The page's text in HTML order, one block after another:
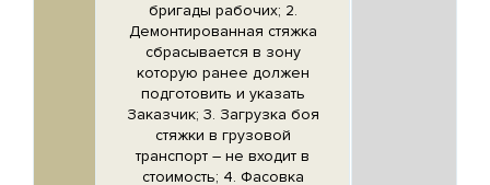
бригады рабочих; 2.
Демонтированная стяжка
сбрасывается в зону
которую ранее должен
подготовить и указать
Заказчик; 3. Загрузка боя
стяжки в грузовой
транспорт – не входит в
стоимость; 4. Фасовка